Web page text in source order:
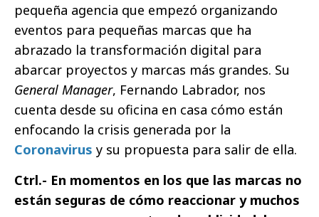
pequeña agencia que empezó organizando
eventos para pequeñas marcas que ha
abrazado la transformación digital para
abarcar proyectos y marcas más grandes. Su
General Manager, Fernando Labrador, nos
cuenta desde su oficina en casa cómo están
enfocando la crisis generada por la
Coronavirus y su propuesta para salir de ella.
Ctrl.- En momentos en los que las marcas no
están seguras de cómo reaccionar y muchos